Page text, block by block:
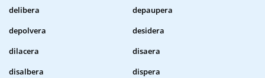
delibera
depaupera
depolvera
desidera
dilacera
disaera
disalbera
dispera